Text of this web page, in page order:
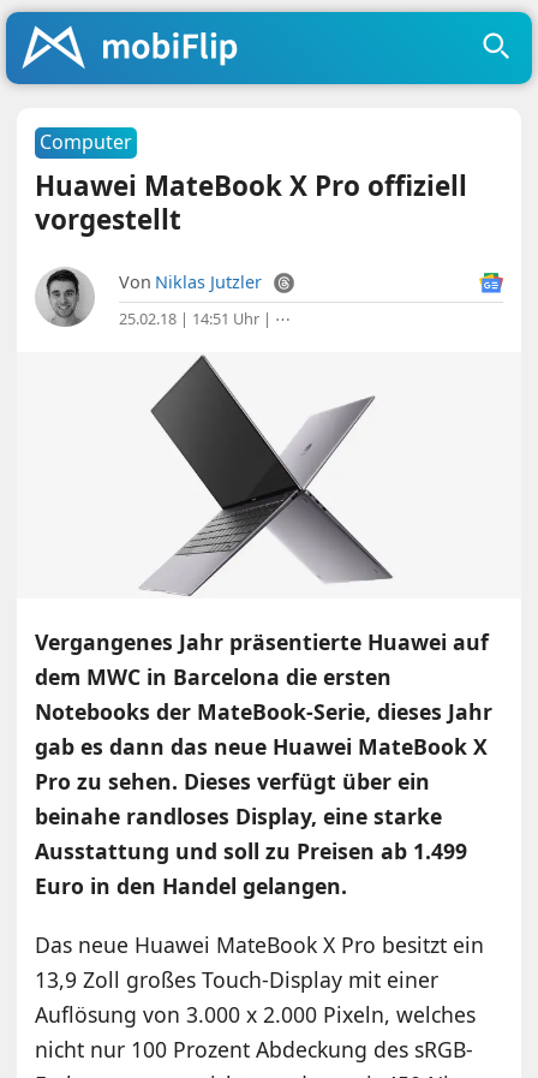
Computer
Huawei MateBook X Pro offiziell
vorgestellt
Von Niklas Jutzler
25.02.18 | 14:51 Uhr | ⋯
Vergangenes Jahr präsentierte Huawei auf
dem MWC in Barcelona die ersten
Notebooks der MateBook-Serie, dieses Jahr
gab es dann das neue Huawei MateBook X
Pro zu sehen. Dieses verfügt über ein
beinahe randloses Display, eine starke
Ausstattung und soll zu Preisen ab 1.499
Euro in den Handel gelangen.
Das neue Huawei MateBook X Pro besitzt ein
13,9 Zoll großes Touch-Display mit einer
Auflösung von 3.000 x 2.000 Pixeln, welches
nicht nur 100 Prozent Abdeckung des sRGB-